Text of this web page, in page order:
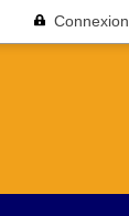
Connexion